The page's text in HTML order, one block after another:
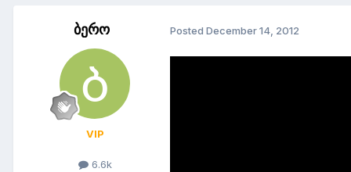
ბერო
VIP
6.6k
Posted December 14, 2012